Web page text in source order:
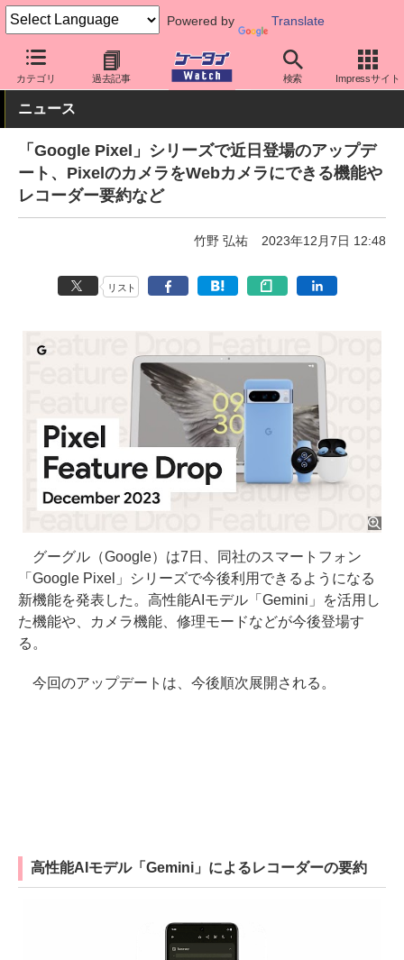
Powered by Translate
カテゴリ 過去記事 検索 Impressサイト
ケータイ Watch OS Android Pixel
ニュース
「Google Pixel」シリーズで近日登場のアップデ
ート、PixelのカメラをWebカメラにできる機能や
レコーダー要約など
竹野 弘祐 2023年12月7日 12:48
リスト
グーグル（Google）は7日、同社のスマートフォン
「Google Pixel」シリーズで今後利用できるようになる
新機能を発表した。高性能AIモデル「Gemini」を活用し
た機能や、カメラ機能、修理モードなどが今後登場す
る。
今回のアップデートは、今後順次展開される。
高性能AIモデル「Gemini」によるレコーダーの要約